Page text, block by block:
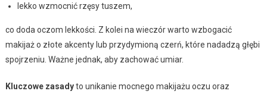
lekko wzmocnić rzęsy tuszem,
co doda oczom lekkości. Z kolei na wieczór warto wzbogacić
makijaż o złote akcenty lub przydymioną czerń, które nadadzą głębi
spojrzeniu. Ważne jednak, aby zachować umiar.
Kluczowe zasadyto unikanie mocnego makijażu oczu oraz